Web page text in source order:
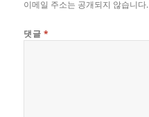
이메일 주소는 공개되지 않습니다.
댓글 *